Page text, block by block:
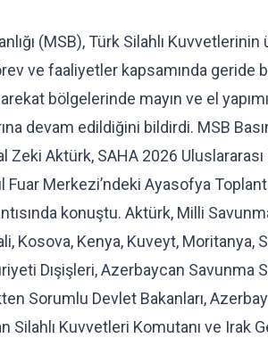
(MSB), Türk Silahlı
ve faaliyetler kapsamında geride
bölgelerinde mayın ve el
devam edildiğini bildirdi. MSB
Aktürk, SAHA 2026 Uluslararası
Fuar Merkezi’ndeki Ayasofya
konuştu. Aktürk, Milli
Kosova, Kenya, Kuveyt, Moritanya,
Dışişleri, Azerbaycan Savunma
Sorumlu Devlet Bakanları,
Silahlı Kuvvetleri Komutanı ve Irak